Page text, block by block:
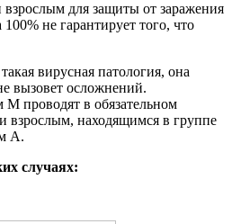
для защиты от заражения
не гарантирует того, что
вирусная патология, она
вызовет осложнений.
проводят в обязательном
взрослым, находящимся в группе
А.
случаях: